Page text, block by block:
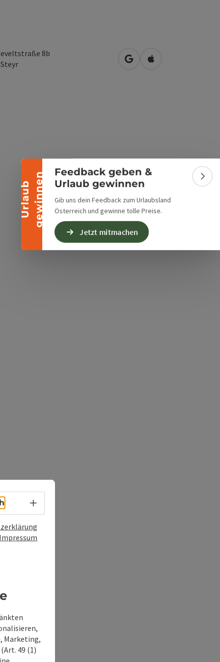
U
r
l
a
u
b
g
e
w
i
n
n
en
Banner einklappen
Feedback geben &
Urlaub gewinnen
Gib uns dein Feedback zum Urlaubsland
Österreich und gewinne tolle Preise.
Jetzt mitmachen
8b
Steyr in Google Maps öffnen
in Apple Maps
Sprachwahl - Menü öffnen
Impressum
Marketing,
49 (1)